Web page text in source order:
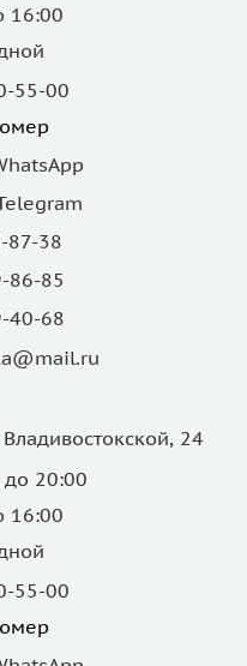
16:00
55-00
87-38
86-85
40-68
24
20:00
16:00
55-00